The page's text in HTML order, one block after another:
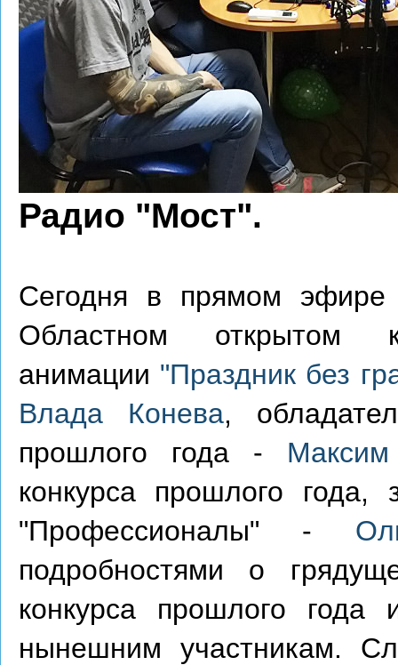
Радио "Мост".
Сегодня в прямом
Областном открытом
анимации "Праздник без
Влада Конева,
прошлого года -
конкурса прошлого
"Профессионалы" -
подробностями о
конкурса прошлого
нынешним участникам.